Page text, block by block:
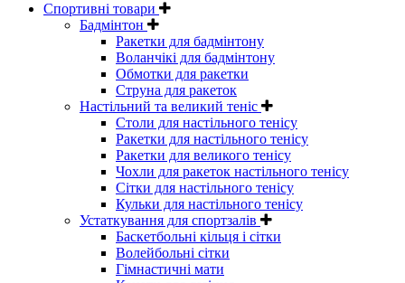
Спортивні товари
Бадмінтон
Ракетки для бадмінтону
Воланчікі для бадмінтону
Обмотки для ракетки
Струна для ракеток
Настільний та великий теніс
Столи для настільного тенісу
Ракетки для настільного тенісу
Ракетки для великого тенісу
Чохли для ракеток настільного тенісу
Сітки для настільного тенісу
Кульки для настільного тенісу
Устаткування для спортзалів
Баскетбольні кільця і сітки
Волейбольні сітки
Гімнастичні мати